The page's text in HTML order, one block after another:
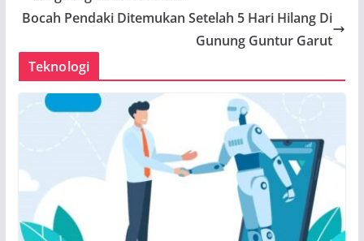
Bocah Pendaki Ditemukan Setelah 5 Hari Hilang Di
Gunung Guntur Garut
Teknologi